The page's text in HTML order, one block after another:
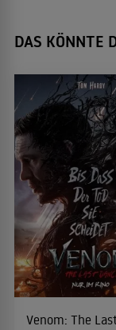
DAS KÖNNTE
Venom: The